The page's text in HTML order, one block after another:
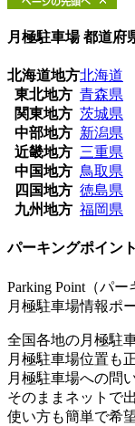
月極駐車場 都道府
北海道地方北海道
東北地方 青森県
関東地方 茨城県
中部地方 新潟県
近畿地方 三重県
中国地方 鳥取県
四国地方 徳島県
九州地方 福岡県
パーキングポイン
Parking Point（パ
月極駐車場情報ポ
全国各地の月極駐
月極駐車場位置も
月極駐車場への問
そのままネットで
使い方も簡単で希